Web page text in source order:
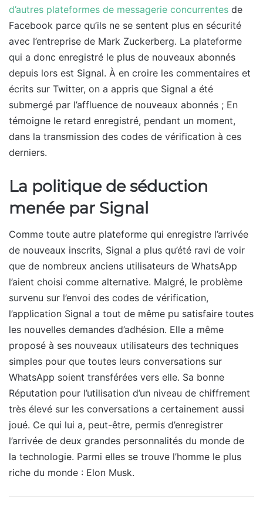
d’autres plateformes de messagerie concurrentes de
Facebook parce qu’ils ne se sentent plus en sécurité
avec l’entreprise de Mark Zuckerberg. La plateforme
qui a donc enregistré le plus de nouveaux abonnés
depuis lors est Signal. À en croire les commentaires et
écrits sur Twitter, on a appris que Signal a été
submergé par l’affluence de nouveaux abonnés ; En
témoigne le retard enregistré, pendant un moment,
dans la transmission des codes de vérification à ces
derniers.
La politique de séduction
menée par Signal
Comme toute autre plateforme qui enregistre l’arrivée
de nouveaux inscrits, Signal a plus qu’été ravi de voir
que de nombreux anciens utilisateurs de WhatsApp
l’aient choisi comme alternative. Malgré, le problème
survenu sur l’envoi des codes de vérification,
l’application Signal a tout de même pu satisfaire toutes
les nouvelles demandes d’adhésion. Elle a même
proposé à ses nouveaux utilisateurs des techniques
simples pour que toutes leurs conversations sur
WhatsApp soient transférées vers elle. Sa bonne
Réputation pour l’utilisation d’un niveau de chiffrement
très élevé sur les conversations a certainement aussi
joué. Ce qui lui a, peut-être, permis d’enregistrer
l’arrivée de deux grandes personnalités du monde de
la technologie. Parmi elles se trouve l’homme le plus
riche du monde : Elon Musk.